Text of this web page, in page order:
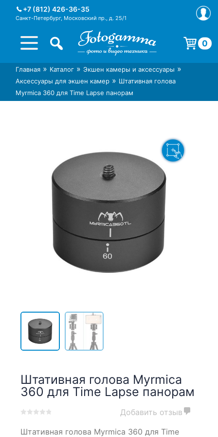
+7 (812) 426-36-35
Санкт-Петербург, Московский пр., д. 25/1
Интернет-магазин фототехники
Foto-Gamma в СПб
Магазин фотоаксессуаров foto-
gamma.ru
0
Корзина пуста.
Главная » Каталог » Экшен камеры и аксессуары »
Аксессуары для экшен камер » Штативная голова
Myrmica 360 для Time Lapse панорам
Штативная голова Myrmica
360 для Time Lapse панорам
out
Добавить отзыв
Штативная голова Myrmica 360 для Time